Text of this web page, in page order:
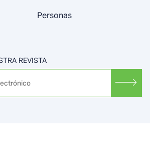
Personas
REVISTA